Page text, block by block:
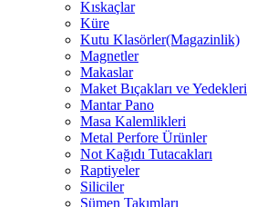
Kıskaçlar
Küre
Kutu Klasörler(Magazinlik)
Magnetler
Makaslar
Maket Bıçakları ve Yedekleri
Mantar Pano
Masa Kalemlikleri
Metal Perfore Ürünler
Not Kağıdı Tutacakları
Raptiyeler
Siliciler
Sümen Takımları